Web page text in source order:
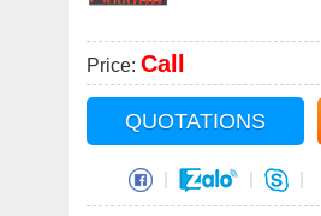
Price: Call
QUOTATIONS
| | |